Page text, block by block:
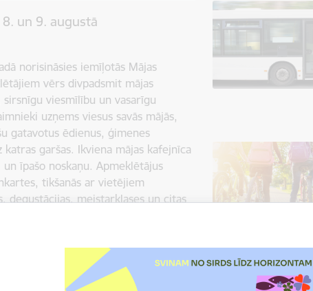
un 9. augustā
norisināsies iemīļotās Mājas
vērs divpadsmit mājas
viesmīlību un vasarīgu
uzņems viesus savās mājās,
gatavotus ēdienus, ģimenes
garšas. Ikviena mājas kafejnīca
īpašo noskaņu. Apmeklētājus
tikšanās ar vietējiem
degustācijas, meistarklases un citas
atmosfēra. “Mājas kafejnīcu…